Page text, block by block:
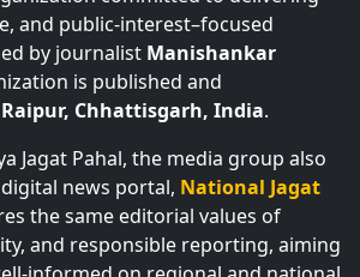
and public-interest–focused
by journalist Manishankar
is published and
Raipur, Chhattisgarh, India.
Jagat Pahal, the media group also
news portal, National Jagat
the same editorial values of
and responsible reporting, aiming